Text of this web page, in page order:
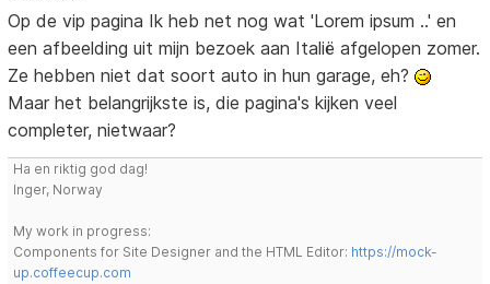
Op de vip pagina Ik heb net nog wat 'Lorem ipsum ..' en
een afbeelding uit mijn bezoek aan Italië afgelopen zomer.
Ze hebben niet dat soort auto in hun garage, eh?
Maar het belangrijkste is, die pagina's kijken veel
completer, nietwaar?
Ha en riktig god dag!
Inger, Norway
My work in progress:
Components for Site Designer and the HTML Editor: https://mock-
up.coffeecup.com